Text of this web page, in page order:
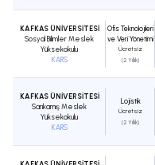
KAFKAS ÜNİVERSİTESİ
Sosyal Bilimler Meslek
Yüksekokulu
KARS
Ofis Teknolojileri
ve Veri Yönetimi
Ücretsiz
(2 Yıllık)
KAFKAS ÜNİVERSİTESİ
Sarıkamış Meslek
Yüksekokulu
KARS
Lojistik
Ücretsiz
(2 Yıllık)